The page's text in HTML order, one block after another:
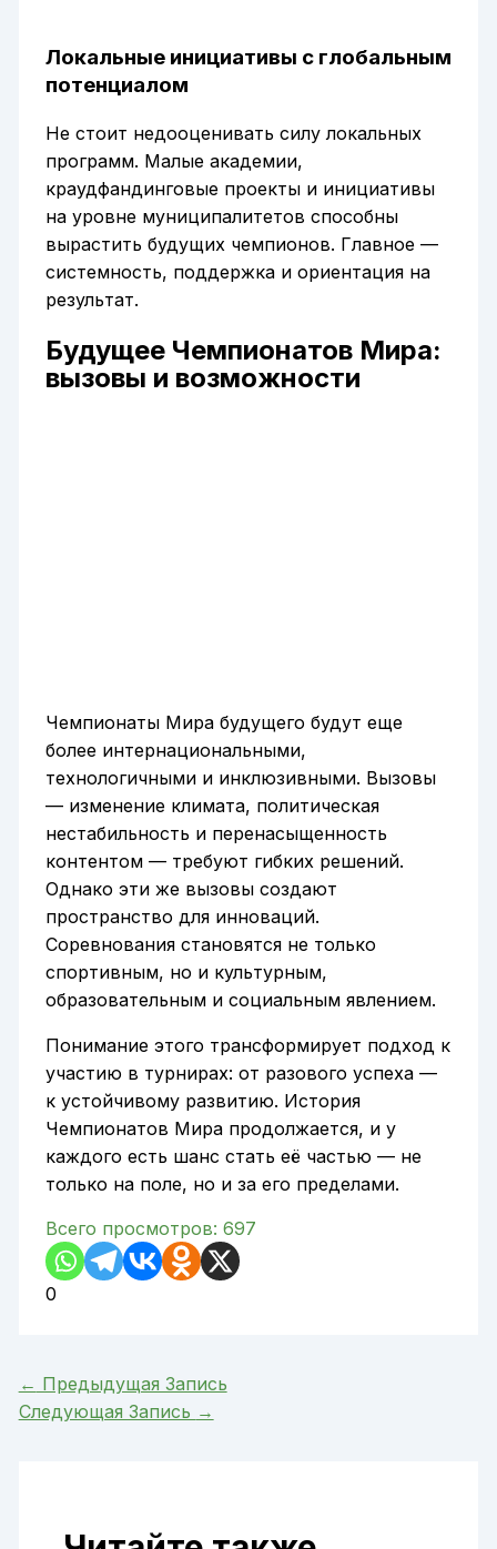
Локальные инициативы с глобальным
потенциалом
Не стоит недооценивать силу локальных
программ. Малые академии,
краудфандинговые проекты и инициативы
на уровне муниципалитетов способны
вырастить будущих чемпионов. Главное —
системность, поддержка и ориентация на
результат.
Будущее Чемпионатов Мира:
вызовы и возможности
Чемпионаты Мира будущего будут еще
более интернациональными,
технологичными и инклюзивными. Вызовы
— изменение климата, политическая
нестабильность и перенасыщенность
контентом — требуют гибких решений.
Однако эти же вызовы создают
пространство для инноваций.
Соревнования становятся не только
спортивным, но и культурным,
образовательным и социальным явлением.
Понимание этого трансформирует подход к
участию в турнирах: от разового успеха —
к устойчивому развитию. История
Чемпионатов Мира продолжается, и у
каждого есть шанс стать её частью — не
только на поле, но и за его пределами.
Всего просмотров: 697
0
← Предыдущая Запись
Следующая Запись →